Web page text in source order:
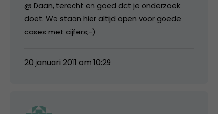
@ Daan, terecht en goed dat je onderzoek
doet. We staan hier altijd open voor goede
cases met cijfers;-)
20 januari 2011 om 10:29